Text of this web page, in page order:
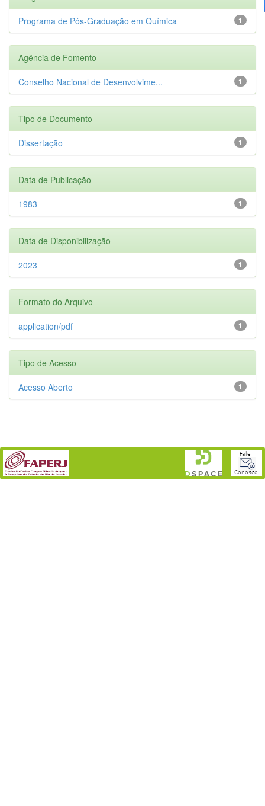
1
Programa de Pós-Graduação em Química
Agência de Fomento
1
Conselho Nacional de Desenvolvime...
Tipo de Documento
1
Dissertação
Data de Publicação
1
1983
Data de Disponibilização
1
2023
Formato do Arquivo
1
application/pdf
Tipo de Acesso
1
Acesso Aberto